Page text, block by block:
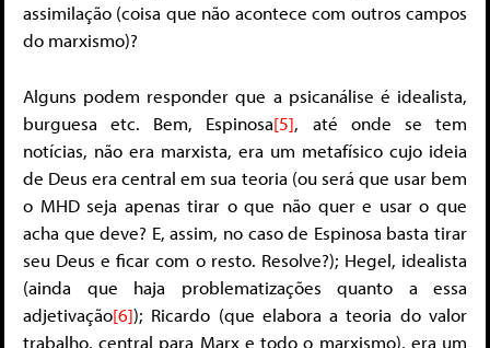
assimilação (coisa que não acontece com outros campos
do marxismo)?
Alguns podem responder que a psicanálise é idealista,
burguesa etc. Bem, Espinosa[5], até onde se tem
notícias, não era marxista, era um metafísico cujo ideia
de Deus era central em sua teoria (ou será que usar bem
o MHD seja apenas tirar o que não quer e usar o que
acha que deve? E, assim, no caso de Espinosa basta tirar
seu Deus e ficar com o resto. Resolve?); Hegel, idealista
(ainda que haja problematizações quanto a essa
adjetivação[6]); Ricardo (que elabora a teoria do valor
trabalho, central para Marx e todo o marxismo), era um